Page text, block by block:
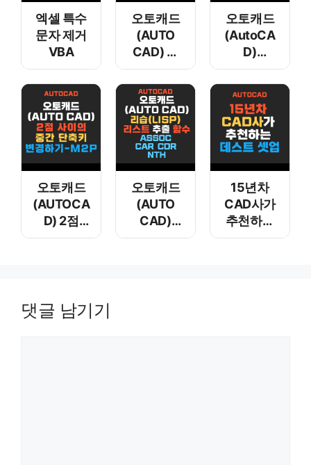
엑셀 특수
문자 제거
VBA
오토캐드
(AUTO
CAD) 마
우스 휠
화면 이동
(PAN)
안됨
오토캐드
(AutoCA
D)
챗gpt를
활용한
리습
작성하기
오토캐드
(AUTOCA
D) 2점
사이의
M2P
오토캐드
(AUTO
CAD)
리습(Lisp)
15년차
CAD사가
추천하는
데스크
댓글 남기기